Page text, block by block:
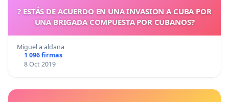
? ESTÁS DE ACUERDO EN UNA INVASION A CUBA POR
UNA BRIGADA COMPUESTA POR CUBANOS?
Miguel a aldana
1 096 firmas
8 Oct 2019